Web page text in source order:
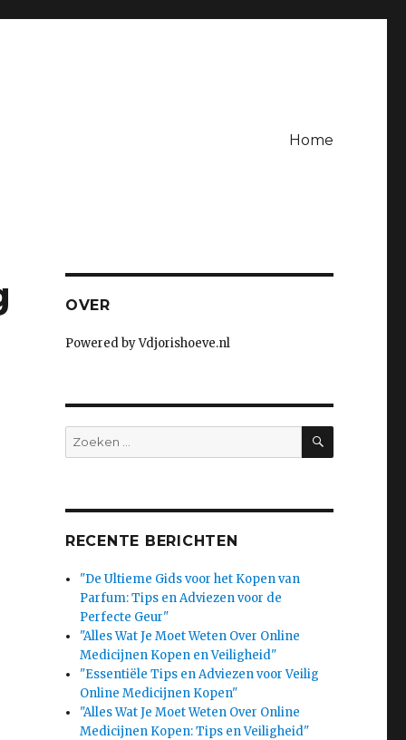
Home
OVER
Powered by Vdjorishoeve.nl
Search
for:
SEARCH
RECENTE BERICHTEN
"De Ultieme Gids voor het Kopen van
Parfum: Tips en Adviezen voor de
Perfecte Geur"
"Alles Wat Je Moet Weten Over Online
Medicijnen Kopen en Veiligheid"
"Essentiële Tips en Adviezen voor Veilig
Online Medicijnen Kopen"
"Alles Wat Je Moet Weten Over Online
Medicijnen Kopen: Tips en Veiligheid"